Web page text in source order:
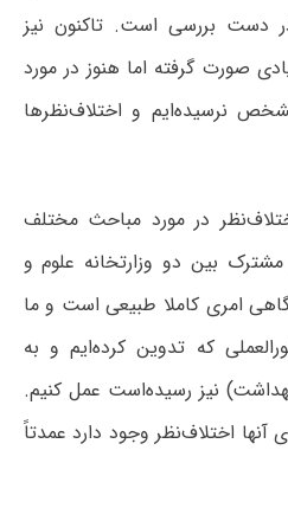
دست بررسی است. تاکنون نیز
صورت گرفته اما هنوز در مورد
نرسیده‌ایم و اختلاف‌نظرها
در مورد مباحث مختلف
بین دو وزارتخانه علوم و
امری کاملا طبیعی است و ما
که تدوین کرده‌ایم و به
نیز رسیده‌است عمل کنیم.
اختلاف‌نظر وجود دارد عمدتاً